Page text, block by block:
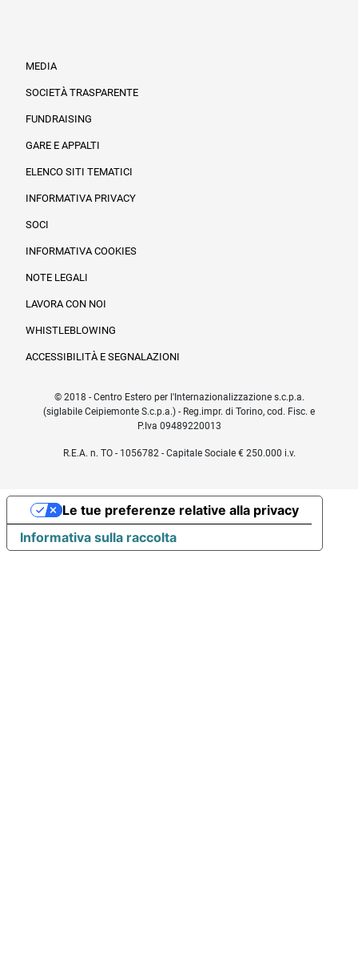
MEDIA
SOCIETÀ TRASPARENTE
FUNDRAISING
GARE E APPALTI
ELENCO SITI TEMATICI
INFORMATIVA PRIVACY
SOCI
INFORMATIVA COOKIES
NOTE LEGALI
LAVORA CON NOI
WHISTLEBLOWING
ACCESSIBILITÀ E SEGNALAZIONI
© 2018 - Centro Estero per l'Internazionalizzazione s.c.p.a.
(siglabile Ceipiemonte S.c.p.a.) - Reg.impr. di Torino, cod. Fisc. e
P.Iva 09489220013
R.E.A. n. TO - 1056782 - Capitale Sociale € 250.000 i.v.
Informativa sulla raccolta
Le tue preferenze relative alla privacy